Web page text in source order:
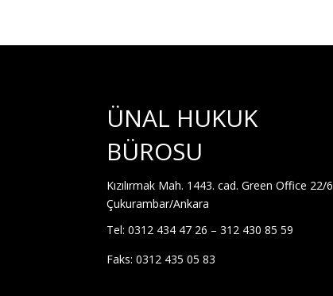
ÜNAL HUKUK
BÜROSU
Kızılırmak Mah. 1443. cad. Green Office 22/6
Çukurambar/Ankara
Tel: 0312 434 47 26 – 312 430 85 59
Faks: 0312 435 05 83